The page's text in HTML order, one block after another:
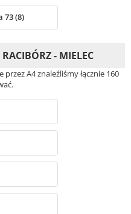
(8)
- MIELEC
A4 znaleźliśmy łącznie 160